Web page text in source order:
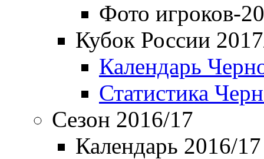
Фото игроков-
Кубок России
Календарь
Статистика
Сезон 2016/17
Календарь 2016/17